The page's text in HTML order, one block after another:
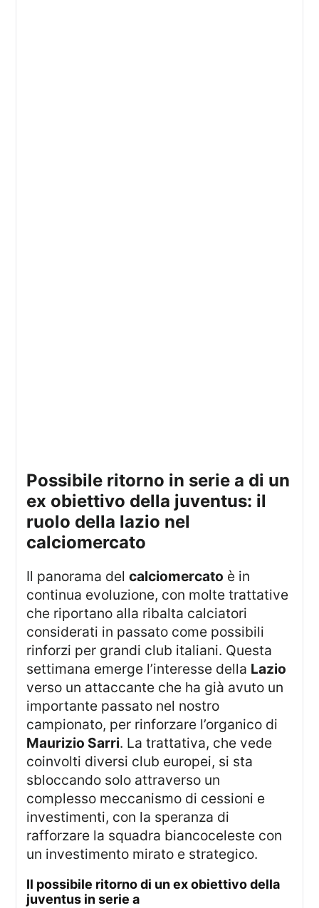
possibile ritorno in serie a di un
ex obiettivo della juventus: il
ruolo della lazio nel
calciomercato
Il panorama delcalciomercato è in
continua evoluzione, con molte trattative
che riportano alla ribalta calciatori
considerati in passato come possibili
rinforzi per grandi club italiani. Questa
settimana emerge l’interesse della Lazio
verso un attaccante che ha già avuto un
importante passato nel nostro
campionato, per rinforzare l’organico di
Maurizio Sarri. La trattativa, che vede
coinvolti diversi club europei, si sta
sbloccando solo attraverso un
complesso meccanismo di cessioni e
investimenti, con la speranza di
rafforzare la squadra biancoceleste con
un investimento mirato e strategico.
il possibile ritorno di un ex obiettivo della
juventus in serie a